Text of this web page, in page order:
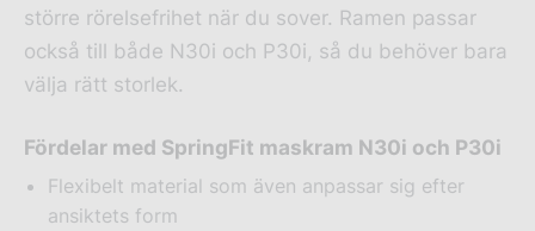
större rörelsefrihet när du sover. Ramen passar
också till både N30i och P30i, så du behöver bara
välja rätt storlek.
Fördelar med SpringFit maskram N30i och P30i
Flexibelt material som även anpassar sig efter
ansiktets form